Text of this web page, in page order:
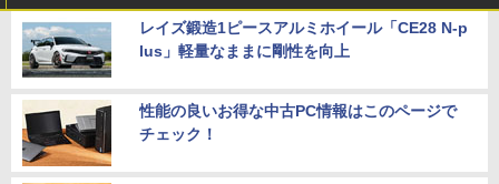
レイズ鍛造1ピースアルミホイール「CE28 N-p
lus」軽量なままに剛性を向上
性能の良いお得な中古PC情報はこのページで
チェック！